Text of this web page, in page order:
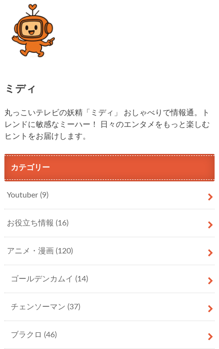
ミディ
丸っこいテレビの妖精「ミディ」 おしゃべりで情報通。ト
レンドに敏感なミーハー！ 日々のエンタメをもっと楽しむ
ヒントをお届けします。
カテゴリー
Youtuber (9)
お役立ち情報 (16)
アニメ・漫画 (120)
ゴールデンカムイ (14)
チェンソーマン (37)
ブラクロ (46)